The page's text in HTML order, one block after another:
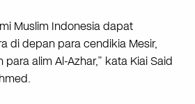
Muslim Indonesia dapat
di depan para cendikia Mesir,
alim Al-Azhar,” kata Kiai Said